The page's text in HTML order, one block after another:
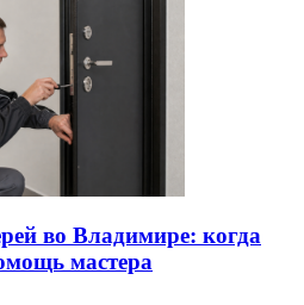
во Владимире: когда
мастера